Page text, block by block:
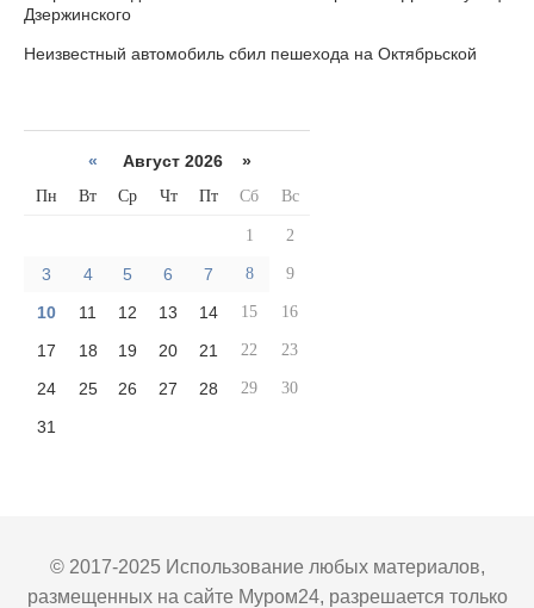
Дзержинского
Неизвестный автомобиль сбил пешехода на Октябрьской
« Август 2026 »
Пн Вт Ср Чт Пт Сб Вс
1 2
3 4 5 6 7 8 9
10 11 12 13 14 15 16
17 18 19 20 21 22 23
24 25 26 27 28 29 30
31
© 2017-2025 Использование любых материалов,
размещенных на сайте Муром24, разрешается только